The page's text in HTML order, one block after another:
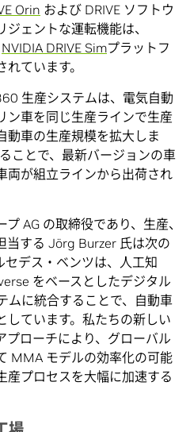
Orin および DRIVE ソフトウ
ェントな運転機能は、
NVIDIA DRIVE Simプラットフ
ています。
生産システムは、電気自動
ン車を同じ生産ラインで生産
動車の生産規模を拡大しま
ことで、最新バージョンの車
両が組立ラインから出荷され
AG の取締役であり、生産、
当する Jörg Burzer 氏は次の
セデス・ベンツは、人工知
をベースとしたデジタル
ムに統合することで、自動車
しています。私たちの新しい
プローチにより、グローバル
MMA モデルの効率化の可能
産プロセスを大幅に加速する